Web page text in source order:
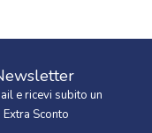
e ricevi subito un
Sconto